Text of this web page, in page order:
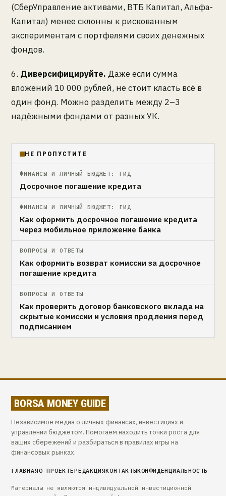
(СберУправление активами, ВТБ Капитал, Альфа-
Капитал) менее склонны к рискованным
экспериментам с портфелями своих денежных
фондов.
6. Диверсифицируйте. Даже если сумма
вложений 10 000 рублей, не стоит класть всё в
один фонд. Можно разделить между 2–3
надёжными фондами от разных УК.
НЕ ПРОПУСТИТЕ
ФИНАНСЫ И ЛИЧНЫЙ БЮДЖЕТ: ГИД
Досрочное погашение кредита
ФИНАНСЫ И ЛИЧНЫЙ БЮДЖЕТ: ГИД
Как оформить досрочное погашение кредита
через мобильное приложение банка
ВОПРОСЫ И ОТВЕТЫ
Как оформить возврат комиссии за досрочное
погашение кредита
ВОПРОСЫ И ОТВЕТЫ
Как проверить договор банковского вклада на
скрытые комиссии и условия продления перед
подписанием
BORSA MONEY GUIDE
Независимое медиа о личных финансах, инвестициях и
управлении бюджетом. Помогаем находить точки роста для
ваших сбережений и разбираться в правилах игры на
финансовых рынках.
ГЛАВНАЯО ПРОЕКТЕРЕДАКЦИЯКОНТАКТЫКОНФИДЕНЦИАЛЬНОСТЬ
Материалы не являются индивидуальной инвестиционной